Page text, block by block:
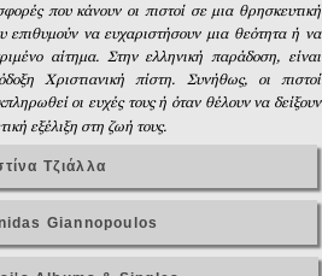
που κάνουν οι πιστοί σε μια θρησκευτική
να ευχαριστήσουν μια θεότητα ή να
αίτημα. Στην ελληνική παράδοση, είναι
Χριστιανική πίστη. Συνήθως, οι πιστοί
οι ευχές τους ή όταν θέλουν να δείξουν
εξέλιξη στη ζωή τους.
Τζιάλλα
Giannopoulos